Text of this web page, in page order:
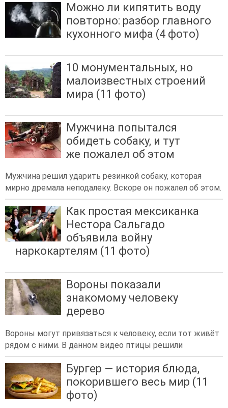
Можно ли кипятить воду
повторно: разбор главного
кухонного мифа (4 фото)
10 монументальных, но
малоизвестных строений
мира (11 фото)
Мужчина попытался
обидеть собаку, и тут
же пожалел об этом
Мужчина решил ударить резинкой собаку, которая
мирно дремала неподалеку. Вскоре он пожалел об этом.
Как простая мексиканка
Нестора Сальгадо
объявила войну
наркокартелям (11 фото)
Вороны показали
знакомому человеку
дерево
Вороны могут привязаться к человеку, если тот живёт
рядом с ними. В данном видео птицы решили
Бургер — история блюда,
покорившего весь мир (11
фото)